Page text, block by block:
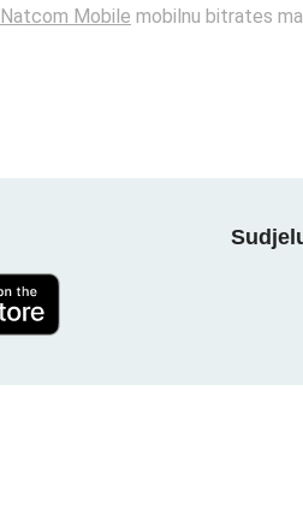
Natcom Mobile mobilnu bitrates